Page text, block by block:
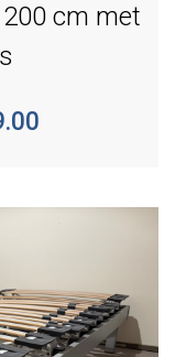
cm met